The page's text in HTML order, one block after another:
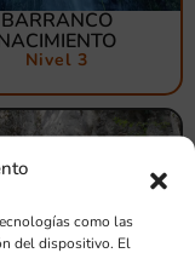
como las
del dispositivo. El
BARRANCO
Nivel 3